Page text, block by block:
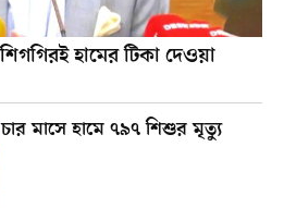
হামের টিকা দেওয়া
চার মাসে হামে ৭৯৭ শিশুর মৃত্যু